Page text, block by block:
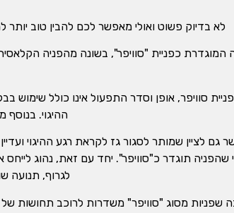
לא בדיוק פשוט ואולי מאפשר לכם להבין טוב
המוגדרת כפניית "סוויפר", בשונה מהפניה
סוויפר, אופן וסדר התפעול אינו כולל שימוש
ההיגוי. בנוסף
שהפניה תוגדר כ"סוויפר". יחד עם זאת, נהוג
לגרוף, תנועה
שפניות מסוג "סוויפר" משדרות לרוכב תחושות